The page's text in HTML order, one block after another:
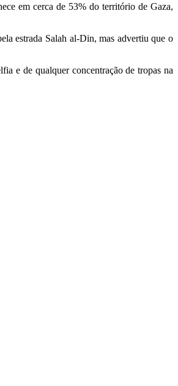
em cerca de 53% do território de Gaza,
estrada Salah al-Din, mas advertiu que o
e de qualquer concentração de tropas na